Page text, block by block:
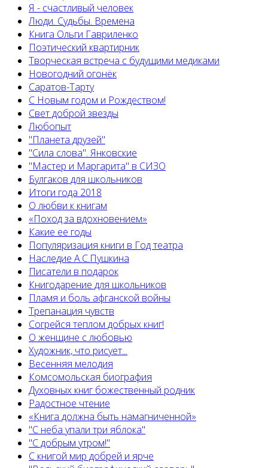
Я - счастливый человек
Люди. Судьбы. Времена
Книга Ольги Гавриленко
Поэтический квартирник
Творческая встреча с будущими медиками
Новогодний огонёк
Саратов-Тарту
С Новым годом и Рождеством!
Свет доброй звезды
Любопыт
"Планета друзей"
"Сила слова". Янковские
"Мастер и Маргарита" в СИЗО
Булгаков для школьников
Итоги года 2018
О любви к книгам
«Поход за вдохновением»
Какие ее годы
Популяризация книги в Год театра
Наследие А.С.Пушкина
Писатели в подарок
Книгодарение для школьников
Пламя и боль афганской войны
Трепанация чувств
Согрейся теплом добрых книг!
О женщине с любовью
Художник, что рисует...
Весенняя мелодия
Комсомольская биография
Духовных книг божественный родник
Радостное чтение
«Книга должна быть намагниченной»
"С неба упали три яблока"
"С добрым утром!"
С книгой мир добрей и ярче